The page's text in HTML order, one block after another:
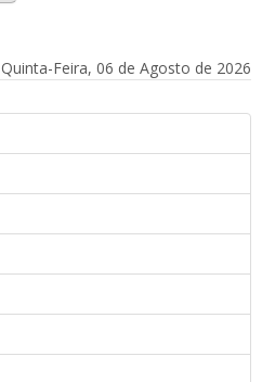
Quinta-Feira, 06 de Agosto de 2026